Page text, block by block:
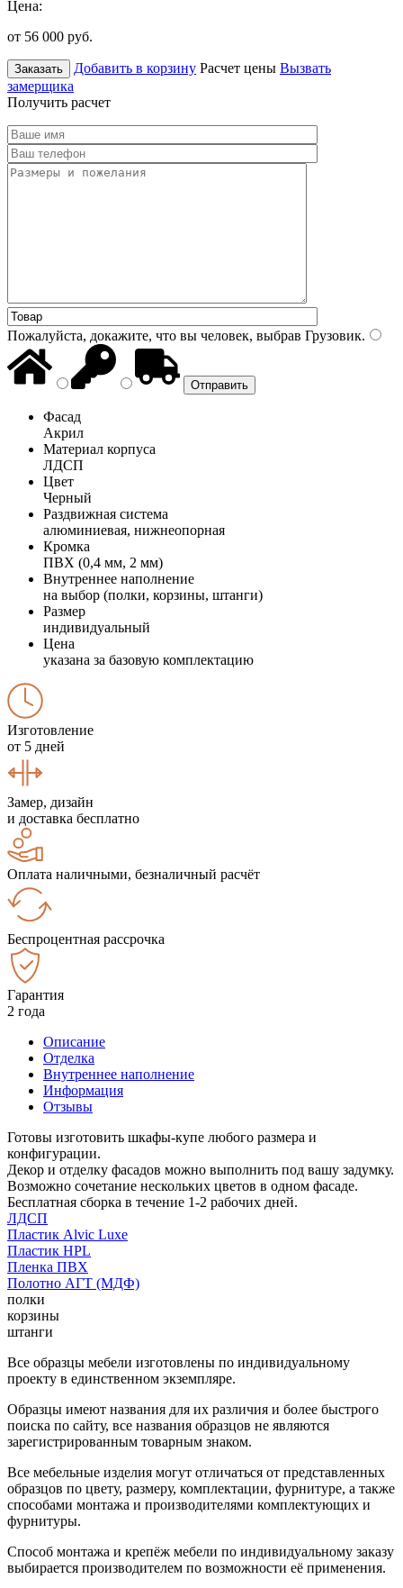
Цена:
от 56 000 руб.
Заказать Добавить в корзину Расчет цены Вызвать
замерщика
Получить расчет
Пожалуйста, докажите, что вы человек, выбрав Грузовик.
Фасад
Акрил
Материал корпуса
ЛДСП
Цвет
Черный
Раздвижная система
алюминиевая, нижнеопорная
Кромка
ПВХ (0,4 мм, 2 мм)
Внутреннее наполнение
на выбор (полки, корзины, штанги)
Размер
индивидуальный
Цена
указана за базовую комплектацию
Изготовление
от 5 дней
Замер, дизайн
и доставка бесплатно
Оплата наличными, безналичный расчёт
Беспроцентная рассрочка
Гарантия
2 года
Описание
Отделка
Внутреннее наполнение
Информация
Отзывы
Готовы изготовить шкафы-купе любого размера и
конфигурации.
Декор и отделку фасадов можно выполнить под вашу задумку.
Возможно сочетание нескольких цветов в одном фасаде.
Бесплатная сборка в течение 1-2 рабочих дней.
ЛДСП
Пластик Alvic Luxe
Пластик HPL
Пленка ПВХ
Полотно АГТ (МДФ)
полки
корзины
штанги
Все образцы мебели изготовлены по индивидуальному
проекту в единственном экземпляре.
Образцы имеют названия для их различия и более быстрого
поиска по сайту, все названия образцов не являются
зарегистрированным товарным знаком.
Все мебельные изделия могут отличаться от представленных
образцов по цвету, размеру, комплектации, фурнитуре, а также
способами монтажа и производителями комплектующих и
фурнитуры.
Способ монтажа и крепёж мебели по индивидуальному заказу
выбирается производителем по возможности её применения.